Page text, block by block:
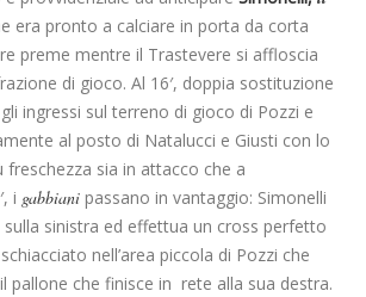
era pronto a calciare in porta da corta
preme mentre il Trastevere si affloscia
di gioco. Al 16′, doppia sostituzione
ingressi sul terreno di gioco di Pozzi e
al posto di Natalucci e Giusti con lo
sia in attacco che a
i gabbiani passano in vantaggio: Simonelli
sulla sinistra ed effettua un cross perfetto
nell’area piccola di Pozzi che
pallone che finisce in rete alla sua destra.